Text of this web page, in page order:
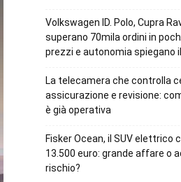
Volkswagen ID. Polo, Cupra
superano 70mila ordini in
prezzi e autonomia spiegano
La telecamera che controlla
assicurazione e revisione:
è già operativa
Fisker Ocean, il SUV elettrico
13.500 euro: grande affare o
rischio?